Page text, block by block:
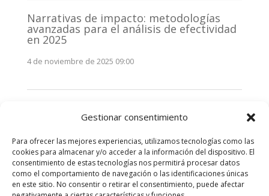
Gestionar consentimiento
Para ofrecer las mejores experiencias, utilizamos tecnologías como las
cookies para almacenar y/o acceder a la información del dispositivo. El
consentimiento de estas tecnologías nos permitirá procesar datos
como el comportamiento de navegación o las identificaciones únicas
en este sitio. No consentir o retirar el consentimiento, puede afectar
Narrativas de impacto: metodologías
avanzadas para el análisis de efectividad
en 2025
4 de noviembre de 2025 09:00
stakeholders en 2025: La clave de la
3 de noviembre de 2025 09:00
Comentarios recientes